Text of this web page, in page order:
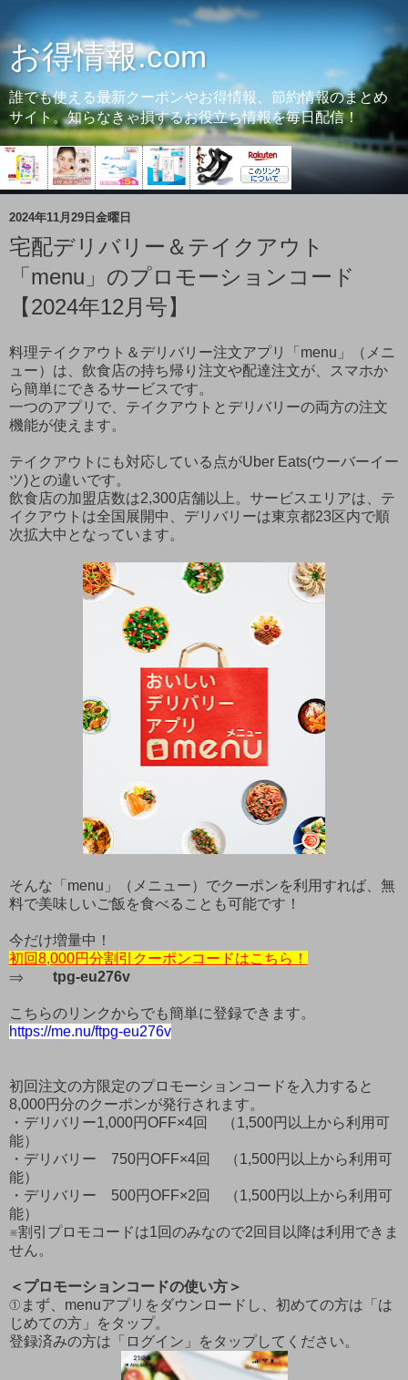
お得情報.com
誰でも使える最新クーポンやお得情報、節約情報のまとめ
サイト。知らなきゃ損するお役立ち情報を毎日配信！
2024年11月29日金曜日
宅配デリバリー＆テイクアウト
「menu」のプロモーションコード
【2024年12月号】
料理テイクアウト＆デリバリー注文アプリ「menu」（メニ
ュー）は、飲食店の持ち帰り注文や配達注文が、スマホか
ら簡単にできるサービスです。
一つのアプリで、テイクアウトとデリバリーの両方の注文
機能が使えます。
テイクアウトにも対応している点がUber Eats(ウーバーイー
ツ)との違いです。
飲食店の加盟店数は2,300店舗以上。サービスエリアは、テ
イクアウトは全国展開中、デリバリーは東京都23区内で順
次拡大中となっています。
そんな「menu」（メニュー）でクーポンを利用すれば、無
料で美味しいご飯を食べることも可能です！
今だけ増量中！
初回8,000円分割引クーポンコードはこちら！
⇒ tpg-eu276v
こちらのリンクからでも簡単に登録できます。
https://me.nu/ftpg-eu276v
初回注文の方限定のプロモーションコードを入力すると
8,000円分のクーポンが発行されます。
・デリバリー1,000円OFF×4回 （1,500円以上から利用可
能）
・デリバリー 750円OFF×4回 （1,500円以上から利用可
能）
・デリバリー 500円OFF×2回 （1,500円以上から利用可
能）
※割引プロモコードは1回のみなので2回目以降は利用できま
せん。
＜プロモーションコードの使い方＞
①まず、menuアプリをダウンロードし、初めての方は「は
じめての方」をタップ。
登録済みの方は「ログイン」をタップしてください。